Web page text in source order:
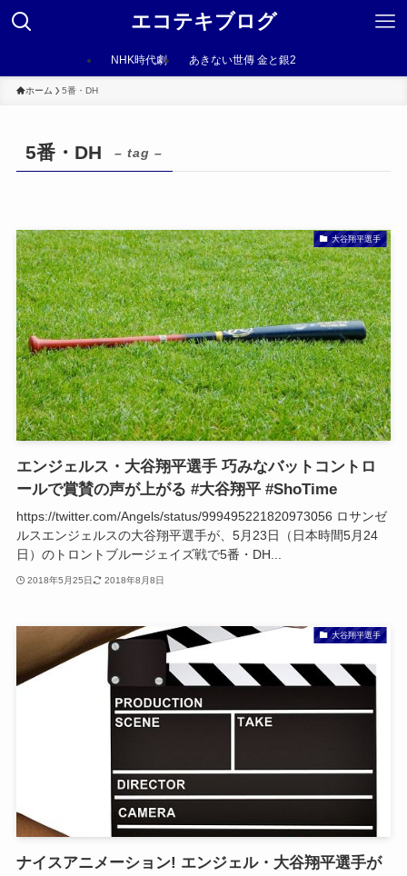
エコテキブログ
NHK時代劇 あきない世傳 金と銀2
ホーム 5番・DH
5番・DH – tag –
大谷翔平選手
エンジェルス・大谷翔平選手 巧みなバットコントロ
ールで賞賛の声が上がる #大谷翔平 #ShoTime
https://twitter.com/Angels/status/999495221820973056 ロサンゼ
ルスエンジェルスの大谷翔平選手が、5月23日（日本時間5月24
日）のトロントブルージェイズ戦で5番・DH...
2018年5月25日 2018年8月8日
大谷翔平選手
ナイスアニメーション! エンジェル・大谷翔平選手が